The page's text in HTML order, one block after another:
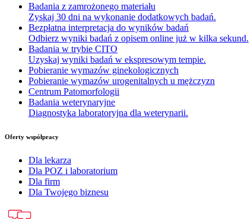
Badania z zamrożonego materiału
Zyskaj 30 dni na wykonanie dodatkowych badań.
Bezpłatna interpretacja do wyników badań
Odbierz wyniki badań z opisem online już w kilka sekund.
Badania w trybie CITO
Uzyskaj wyniki badań w ekspresowym tempie.
Pobieranie wymazów ginekologicznych
Pobieranie wymazów urogenitalnych u mężczyzn
Centrum Patomorfologii
Badania weterynaryjne
Diagnostyka laboratoryjna dla weterynarii.
Oferty współpracy
Dla lekarza
Dla POZ i laboratorium
Dla firm
Dla Twojego biznesu